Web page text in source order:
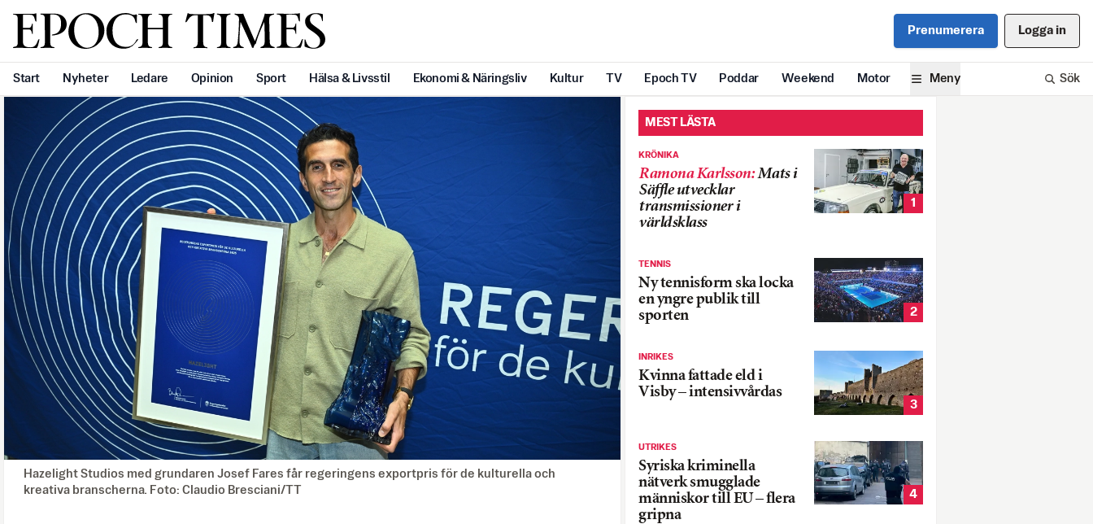
Svenska Epoch Times Prenumerera Logga in
Start Nyheter Ledare Opinion Sport Hälsa & Livsstil Ekonomi & Näringsliv Kultur TV Epoch TV Poddar Weekend Motor Meny Sök
Hazelight Studios med grundaren Josef Fares får regeringens exportpris för de kulturella och
kreativa branscherna. Foto: Claudio Bresciani/TT
MEST LÄSTA
KRÖNIKA
Ramona Karlsson:Mats i
Säffle utvecklar
transmissioner i
världsklass
1
TENNIS
Ny tennisform ska locka
en yngre publik till
sporten
2
INRIKES
Kvinna fattade eld i
Visby – intensivvårdas
3
UTRIKES
Syriska kriminella
nätverk smugglade
människor till EU – flera
gripna
4